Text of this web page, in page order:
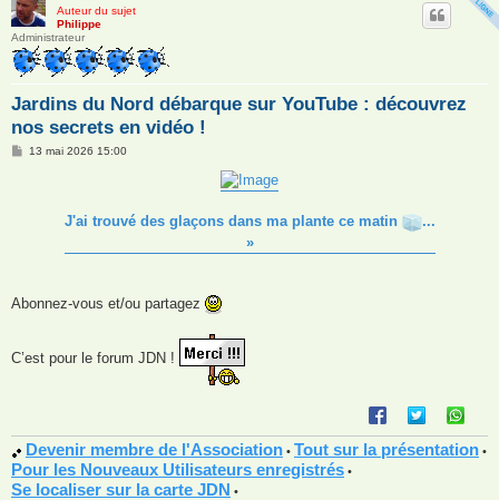
Auteur du sujet
Philippe
Administrateur
Jardins du Nord débarque sur YouTube : découvrez
nos secrets en vidéo !
M13 mai 2026 15:00
J'ai trouvé des glaçons dans ma plante ce matin
...
»
Abonnez-vous et/ou partagez
C’est pour le forum JDN !
Devenir membre de l'Association • Tout sur la présentation •
Pour les Nouveaux Utilisateurs enregistrés •
Se localiser sur la carte JDN •